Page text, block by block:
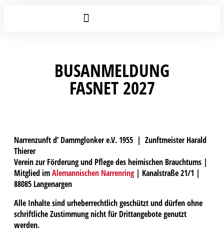
BUSANMELDUNG
FASNET 2027
Narrenzunft d’ Dammglonker e.V. 1955 | Zunftmeister Harald
Thierer
Verein zur Förderung und Pflege des heimischen Brauchtums |
Mitglied imAlemannischen Narrenring| Kanalstraße 21/1 |
88085 Langenargen
Alle Inhalte sind urheberrechtlich geschützt und dürfen ohne
schriftliche Zustimmung nicht für Drittangebote genutzt
werden.